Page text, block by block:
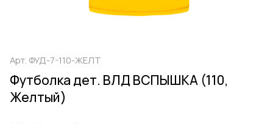
Арт. ФУД-7-110-ЖЕЛТ
Футболка дет. ВЛД ВСПЫШКА (110,
Желтый)